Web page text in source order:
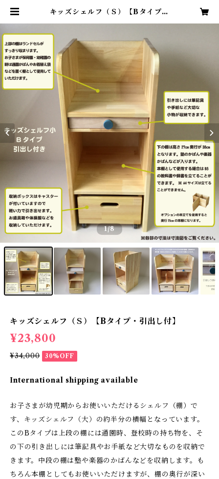
キッズシェルフ（Ｓ）【Bタイプ・
1/8
キッズシェルフ（Ｓ）【Bタイプ・引出し付】
¥23,800
¥34,000 30%OFF
International shipping available
お子さまが幼児期からお使いいただけるシェルフ（棚）で
す、キッズシェルフ（大）の約半分の横幅となっています。
このBタイプは上段の棚には通園時、登校時の持ち物を、そ
の下の引き出しには筆記具やお手紙など大切なものを収納で
きます。中段の棚は塾や楽器のかばんなどを収納します。も
ちろん本棚としてもお使いいただけますが、棚の奥行が深い